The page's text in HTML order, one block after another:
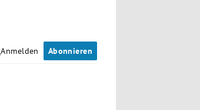
Anmelden Abonnieren